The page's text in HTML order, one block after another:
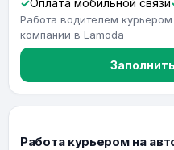
Оплата мобильной связи
Работа водителем
компании в Lamoda
Работа курьером на